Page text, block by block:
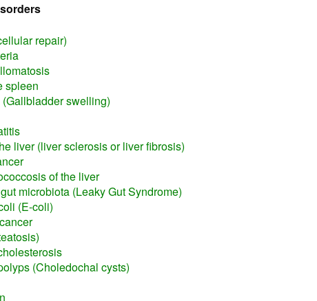
repair)
spleen
swelling)
liver (liver sclerosis or liver fibrosis)
of the liver
microbiota (Leaky Gut Syndrome)
(E-coli)
(Choledochal cysts)